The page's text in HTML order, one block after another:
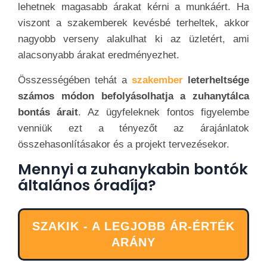
lehetnek magasabb árakat kérni a munkáért. Ha
viszont a szakemberek kevésbé terheltek, akkor
nagyobb verseny alakulhat ki az üzletért, ami
alacsonyabb árakat eredményezhet.
Összességében tehát a szakember leterheltsége
számos módon befolyásolhatja a zuhanytálca
bontás árait. Az ügyfeleknek fontos figyelembe
venniük ezt a tényezőt az árajánlatok
összehasonlításakor és a projekt tervezésekor.
Mennyi a zuhanykabin bontók
általános óradíja?
SZAKIK - A LEGJOBB ÁR-ÉRTÉK
ARÁNY